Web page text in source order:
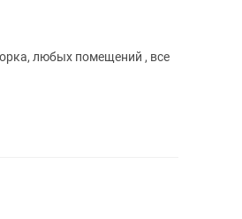
любых помещений , все